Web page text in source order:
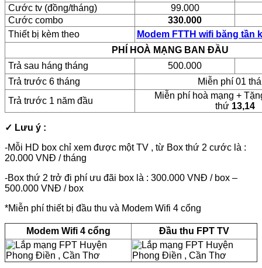
Cước tv (đồng/tháng)
99.000
Cước combo
330.000
Thiết bị kèm theo
Modem FTTH wifi băng tần
PHÍ HOÀ MẠNG BAN ĐẦU
Trả sau háng tháng
500.000
Trả trước 6 tháng
Miễn phí 01
Trả trước 1 năm đầu
Miễn phí hoà mạng +
thứ 13,14
✓ Lưu ý :
-Mỗi HD box chỉ xem được một TV , từ Box thứ 2 cước là :
20.000 VNĐ / tháng
-Box thứ 2 trở đi phí ưu đãi box là : 300.000 VNĐ / box –
500.000 VNĐ / box
*Miễn phí thiết bị đầu thu và Modem Wifi 4 cổng
Modem Wifi 4 cổng Đầu thu FPT TV